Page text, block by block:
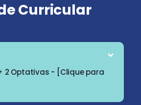
Curricular
2 Optativas - [Clique para